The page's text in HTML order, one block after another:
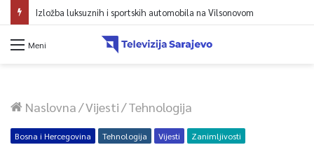
Meni
Naslovna/Vijesti/Tehnologija
Bosna i Hercegovina Tehnologija Vijesti Zanimljivosti